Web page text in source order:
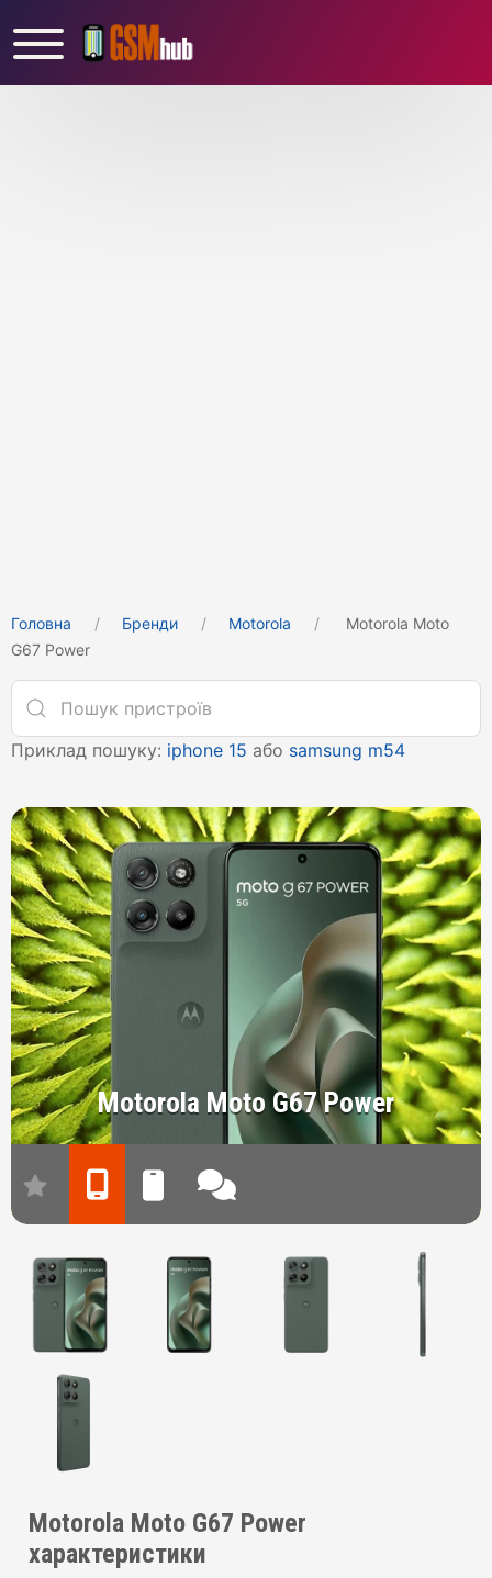
Головна Бренди Motorola
Motorola Moto
G67 Power
Приклад пошуку: iphone 15 або samsung m54
Motorola Moto G67 Power
Motorola Moto G67 Power
характеристики